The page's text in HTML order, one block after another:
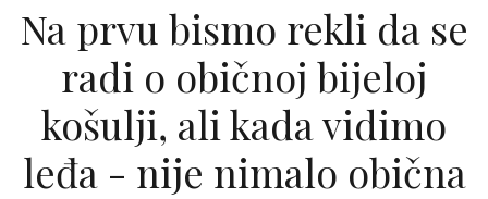
Na prvu bismo rekli da se
radi o običnoj bijeloj
košulji, ali kada vidimo
leđa - nije nimalo obična